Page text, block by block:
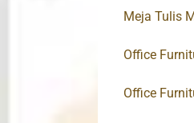
Meja Tulis
Office
Office